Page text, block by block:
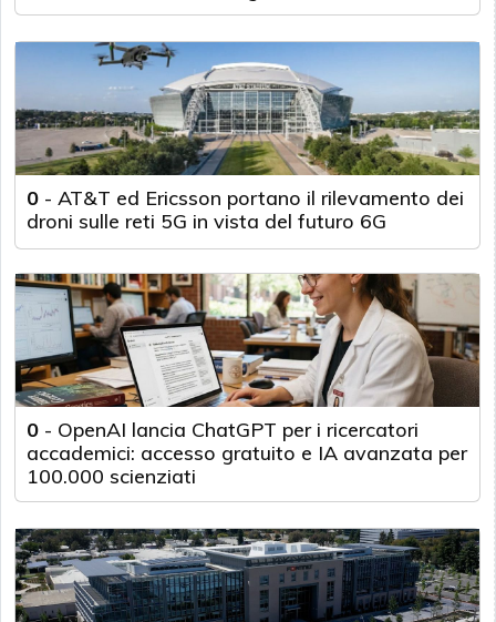
0 - AT&T ed Ericsson portano il rilevamento dei
droni sulle reti 5G in vista del futuro 6G
0 - OpenAI lancia ChatGPT per i ricercatori
accademici: accesso gratuito e IA avanzata per
100.000 scienziati